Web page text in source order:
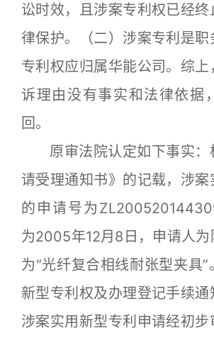
讼时效，且涉案专利权已经终
律保护。（二）涉案专利是职
专利权应归属华能公司。综
诉理由没有事实和法律依据
回。
原审法院认定如下事实：
请受理通知书》的记载，涉案
的申请号为
为2005年12月8日，申请人为
为“光纤复合相线耐张型夹具”
新型专利权及办理登记手续通
涉案实用新型专利申请经初步